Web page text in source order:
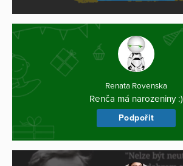
Renata Rovenska
Renča má narozeniny :)
Podpořit